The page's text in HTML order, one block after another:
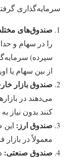
سرمایه‌گذاری
صندوق‌های
سپرده)
از بین سهام یا
صندوق بازار
می‌دهند در
کنند بدون نیاز
صندوق ارز : این
معمولاً در
صندوق صنعتی: